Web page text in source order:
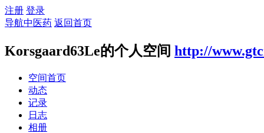
注册 登录
导航中医药 返回首页
Korsgaard63Le的个人空间 http://
空间首页
动态
记录
日志
相册